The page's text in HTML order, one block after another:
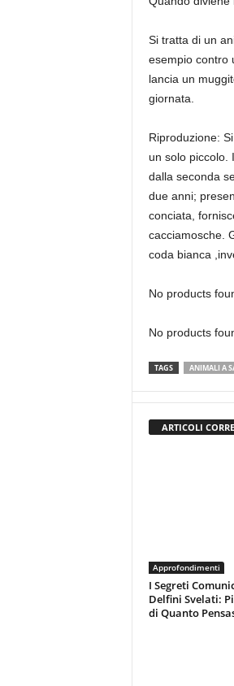
Si tratta di un
esempio contro
lancia un
giornata.
Riproduzione:
un solo piccolo.
dalla seconda
due anni;
conciata,
cacciamosche.
coda bianca
No products
No products
TAGS ANIMALI A
ARTICOLI
Approfondimenti
I Segreti
Delfini Svelati:
di Quanto